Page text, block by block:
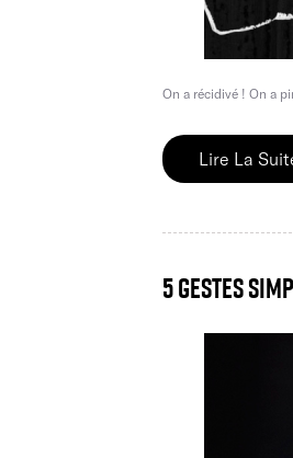
On a récidivé ! On a
Lire La
5 gestes